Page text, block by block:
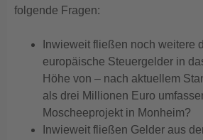
folgende Fragen:
Inwieweit fließen noch weitere
europäische Steuergelder in
Höhe von – nach aktuellem
als drei Millionen Euro
Moscheeprojekt in Monheim?
Inwieweit fließen Gelder aus